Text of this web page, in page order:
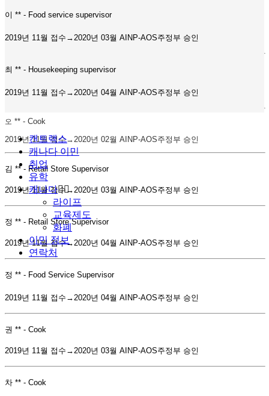
이 ** - Food service supervisor
2019년 11월 접수→2020년 03월 AINP-AOS주정부 승인
최 ** - Housekeeping supervisor
2019년 11월 접수→2020년 04월 AINP-AOS주정부 승인
오 ** - Cook
2019년 11월 접수→2020년 02월 AINP-AOS주정부 승인
김 ** - Retail Store Supervisor
2019년 11월 접수→2020년 03월 AINP-AOS주정부 승인
정 ** - Retail Store Supervisor
2019년 11월 접수→2020년 04월 AINP-AOS주정부 승인
정 ** - Food Service Supervisor
2019년 11월 접수→2020년 04월 AINP-AOS주정부 승인
권 ** - Cook
2019년 11월 접수→2020년 03월 AINP-AOS주정부 승인
차 ** - Cook
캔트랙스
캐나다 이민
취업
유학
캐나다
라이프
교육제도
화폐
이민 정보
연락처